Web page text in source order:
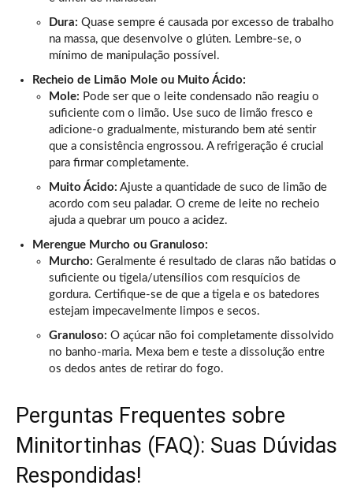
Dura: Quase sempre é causada por excesso de trabalho
na massa, que desenvolve o glúten. Lembre-se, o
mínimo de manipulação possível.
Recheio de Limão Mole ou Muito Ácido:
Mole: Pode ser que o leite condensado não reagiu o
suficiente com o limão. Use suco de limão fresco e
adicione-o gradualmente, misturando bem até sentir
que a consistência engrossou. A refrigeração é crucial
para firmar completamente.
Muito Ácido: Ajuste a quantidade de suco de limão de
acordo com seu paladar. O creme de leite no recheio
ajuda a quebrar um pouco a acidez.
Merengue Murcho ou Granuloso:
Murcho: Geralmente é resultado de claras não batidas o
suficiente ou tigela/utensílios com resquícios de
gordura. Certifique-se de que a tigela e os batedores
estejam impecavelmente limpos e secos.
Granuloso: O açúcar não foi completamente dissolvido
no banho-maria. Mexa bem e teste a dissolução entre
os dedos antes de retirar do fogo.
Perguntas Frequentes sobre
Minitortinhas (FAQ): Suas Dúvidas
Respondidas!